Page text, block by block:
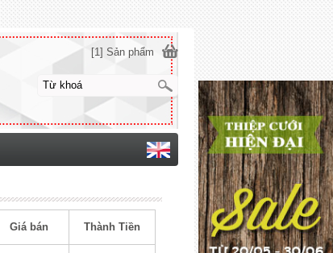
Giá bán Thành Tiền
[1] Sản phẩm